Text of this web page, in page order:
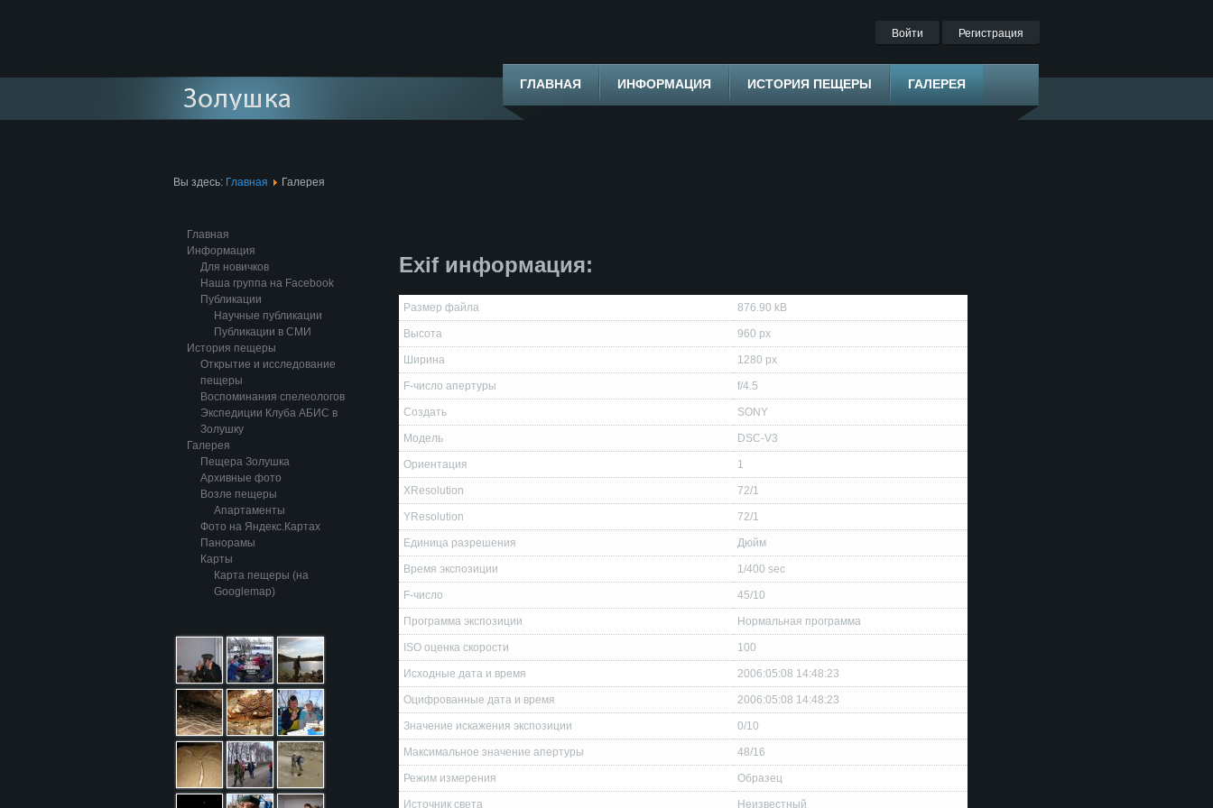
Войти Регистрация
ГЛАВНАЯ ИНФОРМАЦИЯ ИСТОРИЯ ПЕЩЕРЫ ГАЛЕРЕЯ
Вы здесь: Главная Галерея
Главная
Информация
Для новичков
Наша группа на Facebook
Публикации
Научные публикации
Публикации в СМИ
История пещеры
Открытие и исследование
пещеры
Воспоминания спелеологов
Экспедиции Клуба АБИС в
Золушку
Галерея
Пещера Золушка
Архивные фото
Возле пещеры
Апартаменты
Фото на Яндекс.Картах
Панорамы
Карты
Карта пещеры (на
Googlemap)
Exif информация:
Размер файла 876.90 kB
Высота 960 px
Ширина 1280 px
F-число апертуры f/4.5
Создать SONY
Модель DSC-V3
Ориентация 1
XResolution 72/1
YResolution 72/1
Единица разрешения Дюйм
Время экспозиции 1/400 sec
F-число 45/10
Программа экспозиции Нормальная программа
ISO оценка скорости 100
Исходные дата и время 2006:05:08 14:48:23
Оцифрованные дата и время 2006:05:08 14:48:23
Значение искажения экспозиции 0/10
Максимальное значение апертуры 48/16
Режим измерения Образец
Источник света Неизвестный